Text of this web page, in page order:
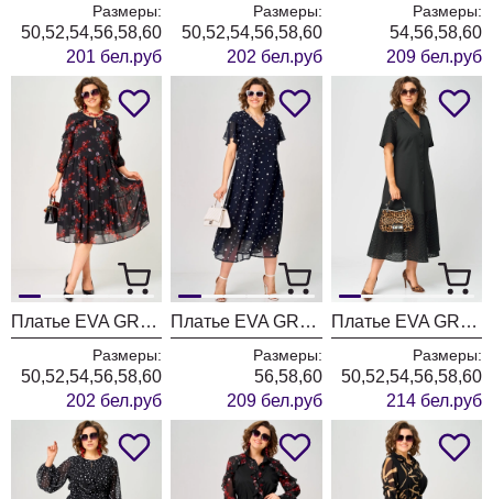
Размеры:
50,52,54,56,58,60
201 бел.руб
Размеры:
50,52,54,56,58,60
202 бел.руб
Размеры:
54,56,58,60
209 бел.руб
Платье EVA GRANT 7281А цветочный принт
Размеры:
50,52,54,56,58,60
202 бел.руб
Платье EVA GRANT 7116 синий горох
Размеры:
56,58,60
209 бел.руб
Платье EVA GRANT 7216 черный
Размеры:
50,52,54,56,58,60
214 бел.руб